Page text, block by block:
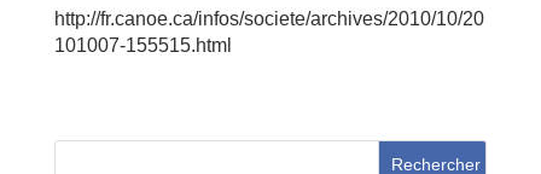
http://fr.canoe.ca/infos/societe/archives/2010/10/20
101007-155515.html